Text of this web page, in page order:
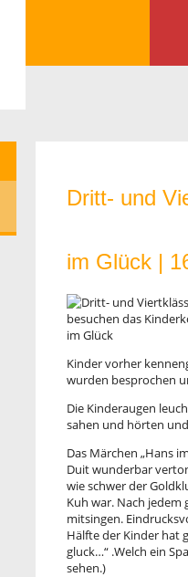
Dritt- und
im Glück |
Kinder vorher
wurden besprochen
Die Kinderaugen
sahen und hörten
Das Märchen „Hans
Duit wunderbar
wie schwer der
Kuh war. Nach jedem
mitsingen.
Hälfte der Kinder hat
gluck…“ .Welch ein
sehen.)